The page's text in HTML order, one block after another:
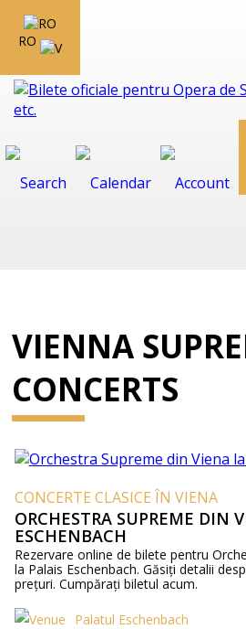
RO
VIENNA
CONCERTS
CONCERTE CLASICE ÎN VIENA
ORCHESTRA SUPREME DIN
ESCHENBACH
Rezervare online de bilete pentru
la Palais Eschenbach. Găsiți detalii
prețuri. Cumpărați biletul acum.
Palatul Eschenbach